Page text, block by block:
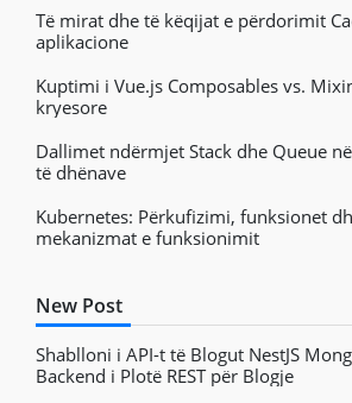
Të mirat dhe të këqijat e përdorimit
aplikacione
Kuptimi i Vue.js Composables vs.
kryesore
Dallimet ndërmjet Stack dhe Queue
të dhënave
Kubernetes: Përkufizimi, funksionet
mekanizmat e funksionimit
New Post
Shablloni i API-t të Blogut NestJS
Backend i Plotë REST për Blogje